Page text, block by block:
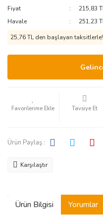
Fiyat
215,83
Havale
251,23
25,76 TL den başlayan taksitlerle!
Tavsiye Et
Ürün Paylaş :
Karşılaştır
Ürün Bilgisi Yorumlar